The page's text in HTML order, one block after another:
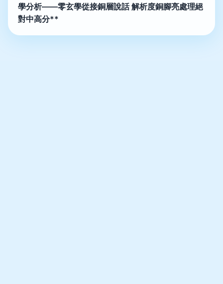
學分析——零玄學從接銅層說話 解析度銅腳亮處理絕
對中高分**